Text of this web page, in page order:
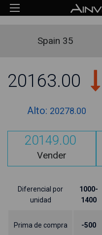
Spain 35
20163.00
Alto: 20278.00
20149.00
Vender
Diferencial por
unidad
1000-
1400
Prima de compra -500